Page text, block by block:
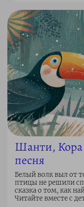
Шанти, Кора
песня
Белый волк выл от
птицы не решили
сказка о том, как
Читайте вместе с